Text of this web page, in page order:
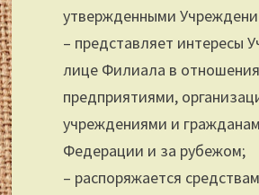
утвержденными
– представляет интересы
лице Филиала в
предприятиями,
учреждениями и
Федерации и за рубежом;
– распоряжается